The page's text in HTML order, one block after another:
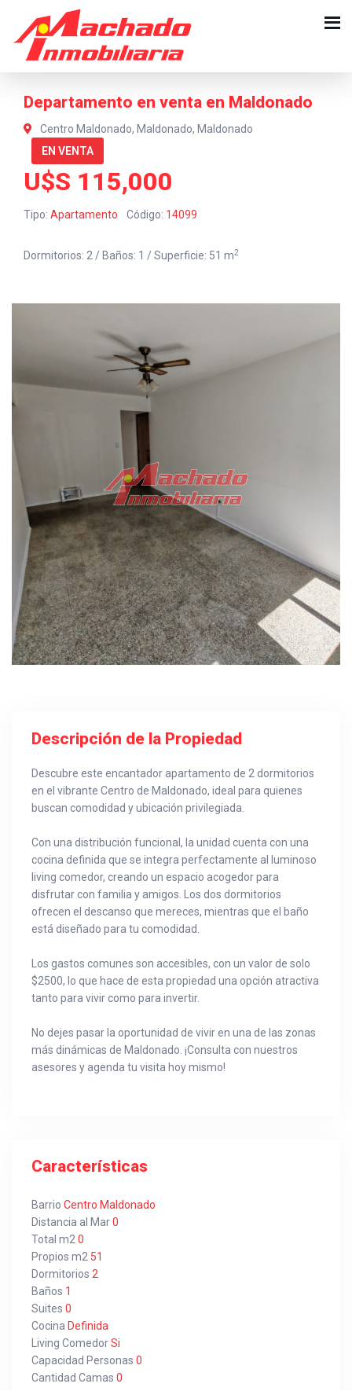
Departamento en venta en Maldonado
Centro Maldonado, Maldonado, Maldonado
EN VENTA
U$S 115,000
Tipo: Apartamento Código: 14099
Dormitorios: 2 / Baños: 1 / Superficie: 51 m2
Descripción de la Propiedad
Descubre este encantador apartamento de 2 dormitorios
en el vibrante Centro de Maldonado, ideal para quienes
buscan comodidad y ubicación privilegiada.
Con una distribución funcional, la unidad cuenta con una
cocina definida que se integra perfectamente al luminoso
living comedor, creando un espacio acogedor para
disfrutar con familia y amigos. Los dos dormitorios
ofrecen el descanso que mereces, mientras que el baño
está diseñado para tu comodidad.
Los gastos comunes son accesibles, con un valor de solo
$2500, lo que hace de esta propiedad una opción atractiva
tanto para vivir como para invertir.
No dejes pasar la oportunidad de vivir en una de las zonas
más dinámicas de Maldonado. ¡Consulta con nuestros
asesores y agenda tu visita hoy mismo!
Características
Barrio Centro Maldonado
Distancia al Mar0
Total m2 0
Propios m2 51
Dormitorios 2
Baños 1
Suites 0
Cocina Definida
Living ComedorSi
Capacidad Personas 0
Cantidad Camas 0